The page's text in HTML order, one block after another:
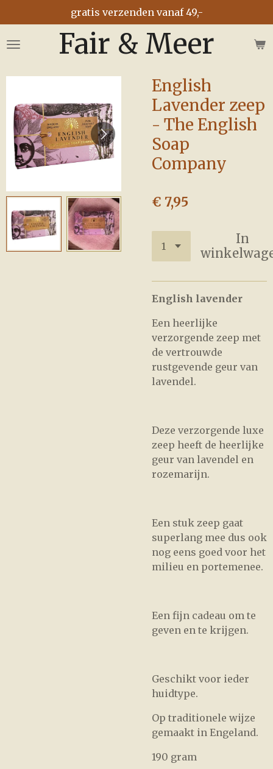
direct
naar
Fair & Meer
gratis verzenden vanaf 49,-
English
Lavender zeep
- The English
Soap
Company
€ 7,95
In
English lavender
Een heerlijke
verzorgende zeep met
de vertrouwde
rustgevende geur van
lavendel.
Deze verzorgende luxe
zeep heeft de heerlijke
geur van lavendel en
rozemarijn.
Een stuk zeep gaat
superlang mee dus ook
nog eens goed voor het
milieu en portemenee.
Een fijn cadeau om te
geven en te krijgen.
Geschikt voor ieder
huidtype.
Op traditionele wijze
gemaakt in Engeland.
190 gram